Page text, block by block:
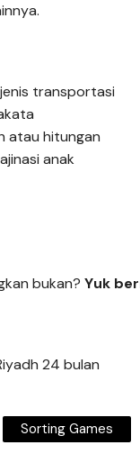
transportasi
atau hitungan
anak
bukan? Yuk
24 bulan
Sorting Games